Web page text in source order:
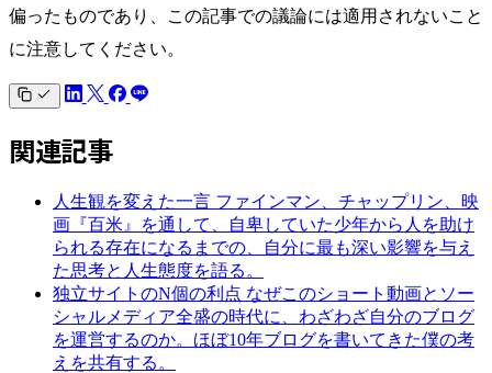
偏ったものであり、この記事での議論には適用されないこと
に注意してください。
関連記事
人生観を変えた一言 ファインマン、チャップリン、映
画『百米』を通して、自卑していた少年から人を助け
られる存在になるまでの、自分に最も深い影響を与え
た思考と人生態度を語る。
独立サイトのN個の利点 なぜこのショート動画とソー
シャルメディア全盛の時代に、わざわざ自分のブログ
を運営するのか。ほぼ10年ブログを書いてきた僕の考
えを共有する。